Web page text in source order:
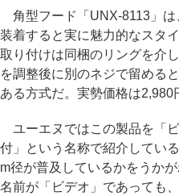
角型フード「UNX-8113」は
装着すると実に魅力的なスタ
取り付けは同梱のリングを介
を調整後に別のネジで留める
ある方式だ。実勢価格は2,980
ユーエヌではこの製品を「
付」という名称で紹介してい
m径が普及しているかをうか
名前が「ビデオ」であっても